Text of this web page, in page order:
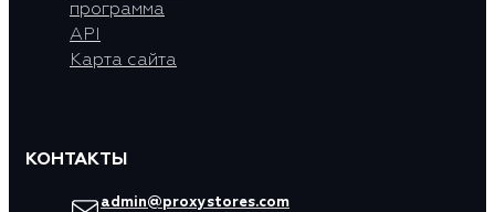
программа
API
Карта сайта
КОНТАКТЫ
admin@proxystores.com